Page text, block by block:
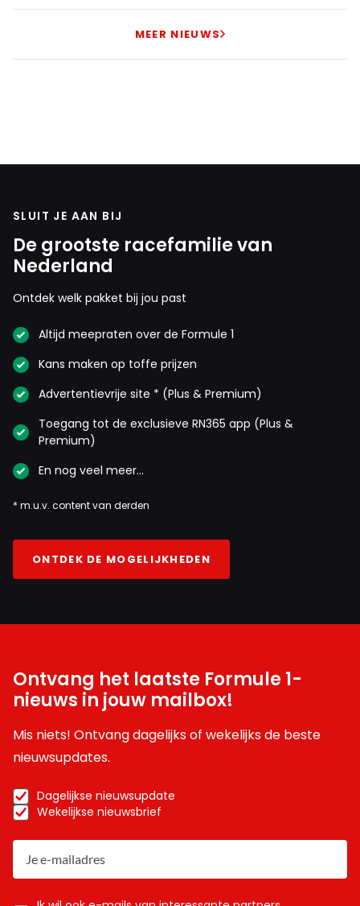
Uiteraard heel indrukwekkend van Verstappen.
Meepraten? Dat kan! Je hoeft je alleen maar aan te
INLOGGEN AANMELDEN
MEER NIEUWS
SLUIT JE AAN BIJ
De grootste racefamilie van
Nederland
Ontdek welk pakket bij jou past
Altijd meepraten over de Formule 1
Kans maken op toffe prijzen
Advertentievrije site * (Plus & Premium)
Toegang tot de exclusieve RN365 app (Plus &
Premium)
En nog veel meer…
* m.u.v. content van derden
ONTDEK DE MOGELIJKHEDEN
Ontvang het laatste Formule 1-
nieuws in jouw mailbox!
Mis niets! Ontvang dagelijks of wekelijks de beste
nieuwsupdates.
Dagelijkse nieuwsupdate
Wekelijkse nieuwsbrief